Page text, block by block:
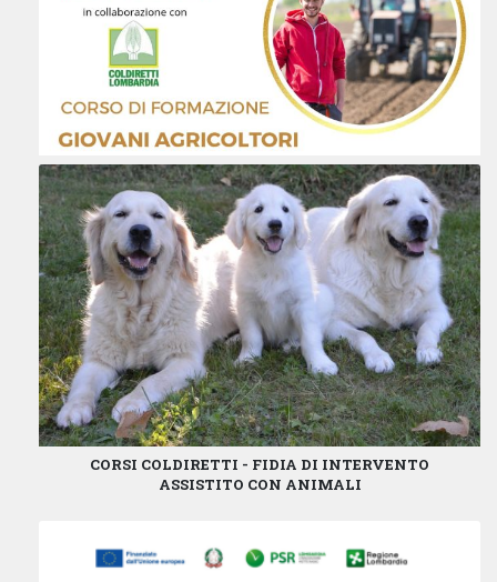
CORSI COLDIRETTI - FIDIA DI INTERVENTO
ASSISTITO CON ANIMALI